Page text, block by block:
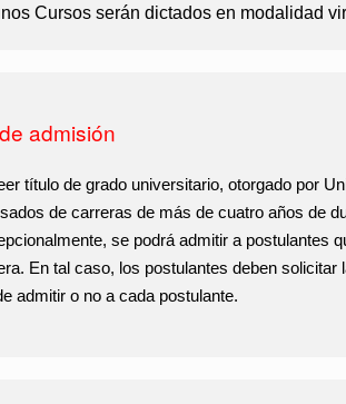
Cursos serán dictados en modalidad
admisión
título de grado universitario, otorgado por
de carreras de más de cuatro años de
, se podrá admitir a postulantes
En tal caso, los postulantes deben
admitir o no a cada postulante.